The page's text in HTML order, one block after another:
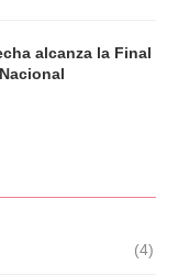
alcanza la Final
(4)